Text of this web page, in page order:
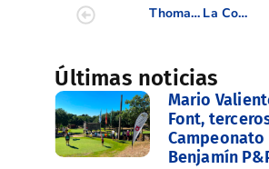
Thomas Artigas gana el Open de San Marino de Pitch & Putt por tercer año consecutivo
La Comunidad Valenciana Campeona por Equipos Sub-14
Últimas noticias
Mario
Font,
Campeonato
Benjamín